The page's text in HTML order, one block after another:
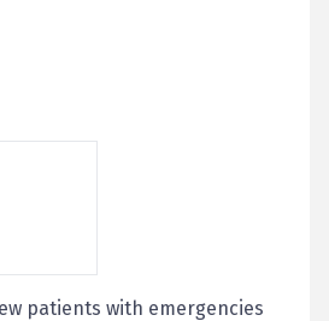
patients with emergencies